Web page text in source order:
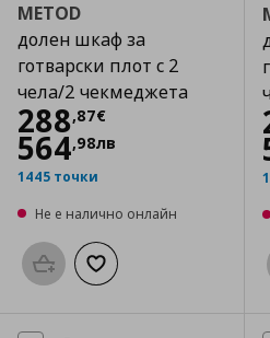
METOD
долен шкаф за
готварски плот с 2
чела/2 чекмеджета
288,87€
Цена288,87 €
564,98лв
1445 точки
Не е налично онлайн
Προσθήκη στο καλάθι
Добави към списъка с